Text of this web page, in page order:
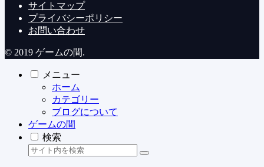
サイトマップ
プライバシーポリシー
お問い合わせ
© 2019 ゲームの間.
メニュー
ホーム
カテゴリー
ブログについて
ゲームの間
検索